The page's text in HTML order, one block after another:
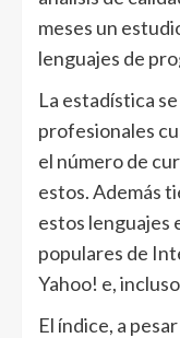
meses un
lenguajes de
La estadística
profesionales
el número de
estos. Además
estos lenguajes
populares de
Yahoo! e,
El índice, a